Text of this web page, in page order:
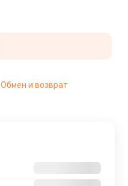
Обмен и возврат